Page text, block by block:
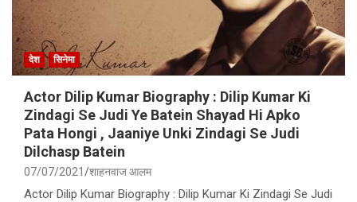
देश सिनेमा
Actor Dilip Kumar Biography : Dilip Kumar Ki
Zindagi Se Judi Ye Batein Shayad Hi Apko
Pata Hongi , Jaaniye Unki Zindagi Se Judi
Dilchasp Batein
07/07/2021 शाहनवाज आलम
Actor Dilip Kumar Biography : Dilip Kumar Ki Zindagi Se Judi